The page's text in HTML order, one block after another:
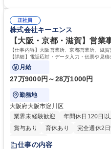
幅広く経験を積みたい意欲がある方に最適な環
務・人事】未経験歓迎/日立グループ/
指す
のご経験 ■労務管理（給与計算・社
■衛生管理者の資格をお持ちの方 学歴・資格 学歴：大学院 大学 高専 短大
専修学校 高校 語学力： 資格：
正社員
株式会社キーエンス
【大阪・京都・滋賀】営
【仕事内容】大阪営業所、京都営業所、滋
【詳細】電話応対・データ入力・伝票や見
で発生する事務業務や業務改善をお任せ。
月給
27万9000円～28万1000円
勤務地
大阪府大阪市淀川区
業界未経験歓迎
年間休日120日以
賞与あり
育休あり 完全週休2日
土日祝休み
仕事の内容